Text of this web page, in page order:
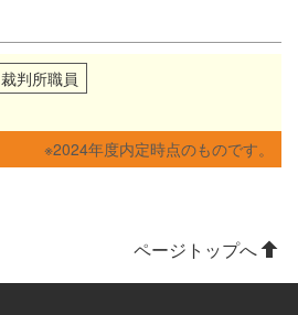
裁判所職員
※2024年度内定時点のものです。
ページトップへ